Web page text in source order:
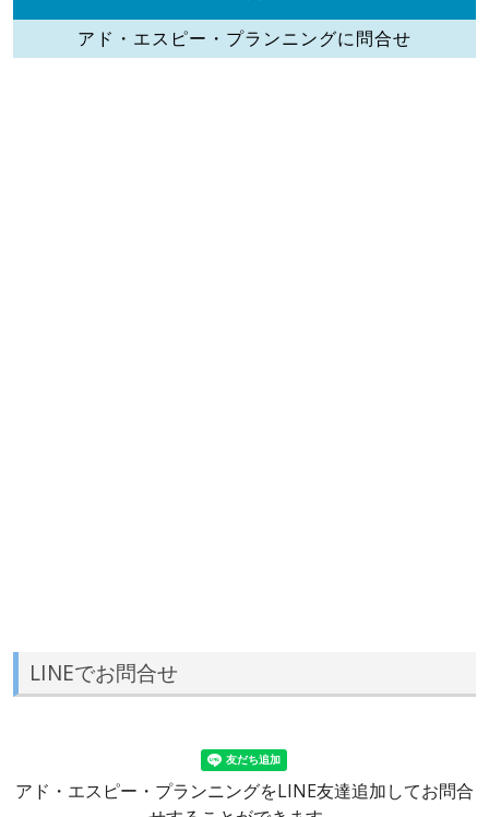
アド・エスピー・プランニングに問合せ
LINEでお問合せ
アド・エスピー・プランニングをLINE友達追加してお問合